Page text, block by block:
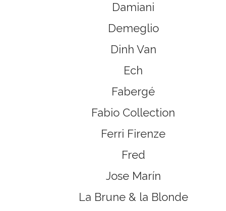
Damiani
Demeglio
Dinh Van
Ech
Fabergé
Fabio Collection
Ferri Firenze
Fred
Jose Marín
La Brune & la Blonde